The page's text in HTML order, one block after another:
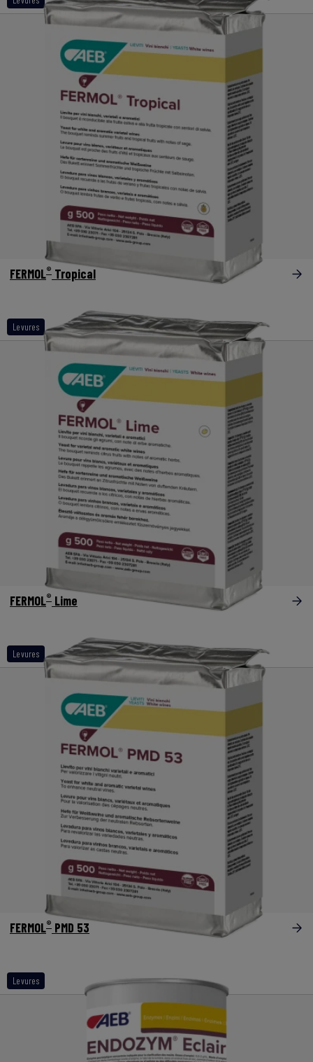
Levures
FERMOL® Tropical
Levures
FERMOL® Lime
Levures
FERMOL® PMD 53